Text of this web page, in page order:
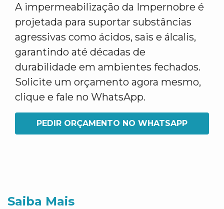
A impermeabilização da Impernobre é
projetada para suportar substâncias
agressivas como ácidos, sais e álcalis,
garantindo até décadas de
durabilidade em ambientes fechados.
Solicite um orçamento agora mesmo,
clique e fale no WhatsApp.
PEDIR ORÇAMENTO NO WHATSAPP
Saiba Mais